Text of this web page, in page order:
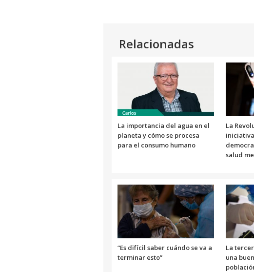
Relacionadas
La importancia del agua en el
planeta y cómo se procesa
para el consumo humano
La
salud
“Es difícil saber cuándo se va a
terminar esto”
La
una